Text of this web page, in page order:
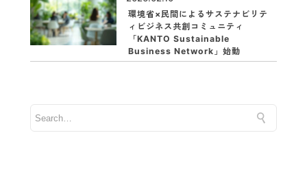
環境省×民間によるサステナビリテ
ィビジネス共創コミュニティ
「KANTO Sustainable
Business Network」始動